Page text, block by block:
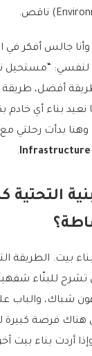
وأنا جالس أفكر في
لنفسي: “مستحيل
أفضل،
نعيد بناء أي خادم
بدأت رحلتي مع
Infrastructure
.
التحتية
بيت. الطريقة
تشرح للبنّاء
شباك، والباب
هناك فرصة
أردت بناء بيت